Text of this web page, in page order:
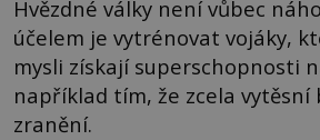
Hvězdné války není vůbec
účelem je vytrénovat vojáky,
mysli získají superschopnosti
například tím, že zcela vytěsní
zranění.